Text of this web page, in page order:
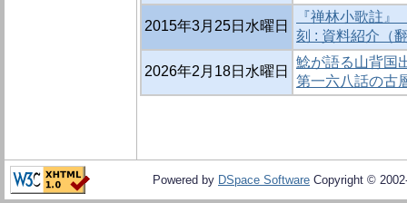
2015年3月25日水曜日
『禅林小歌註
刻 : 資料紹介（
2026年2月18日水曜日
鯰が語る山背国
第一六八話の古
Powered by DSpace Software Copyright ©